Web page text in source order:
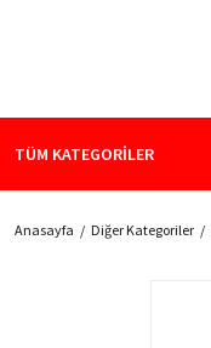
TÜM KATEGORİLER
Anasayfa Diğer Kategoriler